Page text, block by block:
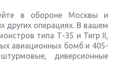
в обороне Москвы и
других операциях. В вашем
типа Т-35 и Тигр II,
авиационных бомб и 405-
диверсионные